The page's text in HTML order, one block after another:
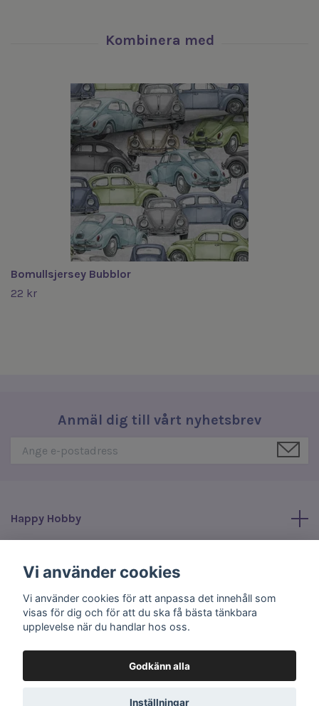
Bomullsjersey Bubblor
22 kr
Anmäl dig till vårt nyhetsbrev
Happy Hobby
Sociala medier
© 2026 Happy Hobby
Vi använder cookies
Vi använder cookies för att anpassa det innehåll som
visas för dig och för att du ska få bästa tänkbara
upplevelse när du handlar hos oss.
Godkänn alla
Inställningar